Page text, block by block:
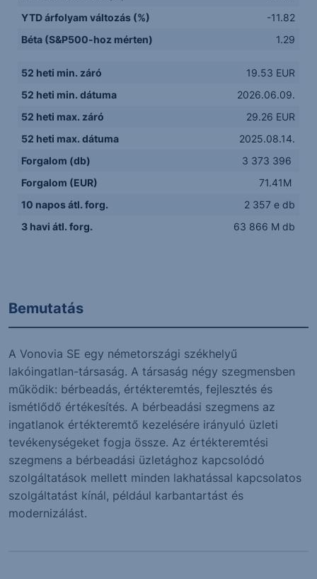
YTD árfolyam változás (%)
-11.82
Béta (S&P500-hoz mérten)
1.29
52 heti min. záró
19.53 EUR
52 heti min. dátuma
2026.06.09.
52 heti max. záró
29.26 EUR
52 heti max. dátuma
2025.08.14.
Forgalom (db)
3 373 396
Forgalom (EUR)
71.41M
10 napos átl. forg.
2 357 e db
3 havi átl. forg.
63 866 M db
Bemutatás
A Vonovia SE egy németországi székhelyű
lakóingatlan-társaság. A társaság négy szegmensben
működik: bérbeadás, értékteremtés, fejlesztés és
ismétlődő értékesítés. A bérbeadási szegmens az
ingatlanok értékteremtő kezelésére irányuló üzleti
tevékenységeket fogja össze. Az értékteremtési
szegmens a bérbeadási üzletághoz kapcsolódó
szolgáltatások mellett minden lakhatással kapcsolatos
szolgáltatást kínál, például karbantartást és
modernizálást.